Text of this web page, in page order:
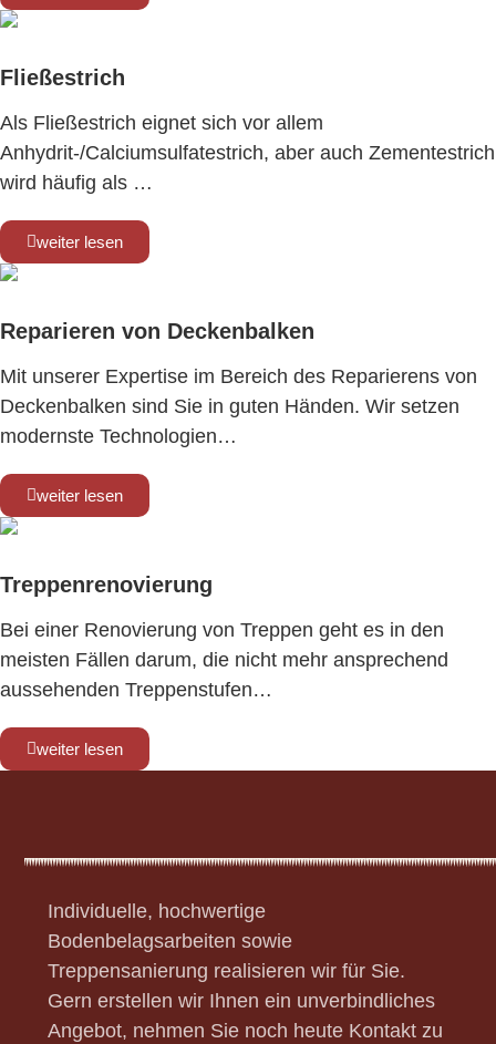
Fließestrich
Als Fließestrich eignet sich vor allem
Anhydrit-/Calciumsulfatestrich, aber auch Zementestrich
wird häufig als …
weiter lesen
Reparieren von Deckenbalken
Mit unserer Expertise im Bereich des Reparierens von
Deckenbalken sind Sie in guten Händen. Wir setzen
modernste Technologien…
weiter lesen
Treppenrenovierung
Bei einer Renovierung von Treppen geht es in den
meisten Fällen darum, die nicht mehr ansprechend
aussehenden Treppenstufen…
weiter lesen
Individuelle, hochwertige
Bodenbelagsarbeiten sowie
Treppensanierung realisieren wir für Sie.
Gern erstellen wir Ihnen ein unverbindliches
Angebot, nehmen Sie noch heute Kontakt zu